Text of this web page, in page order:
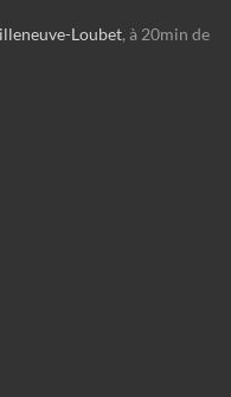
Loubet, à 20min de